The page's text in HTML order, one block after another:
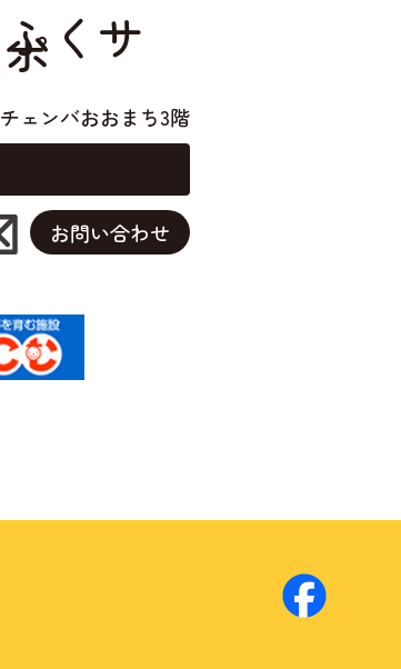
ふくサ
ポ
チェンバおおまち3階
お問い合わせ